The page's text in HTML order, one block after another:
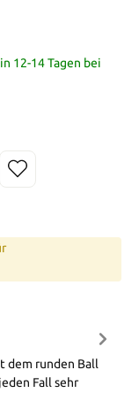
12-14 Tagen bei
dem runden Ball
Fall sehr